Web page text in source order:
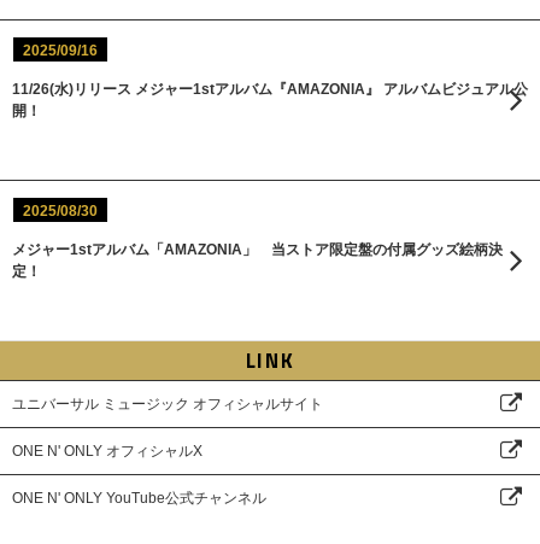
2025/09/16
11/26(水)リリース メジャー1stアルバム『AMAZONIA』 アルバムビジュアル公
開！
2025/08/30
メジャー1stアルバム「AMAZONIA」 当ストア限定盤の付属グッズ絵柄決
定！
LINK
ユニバーサル ミュージック オフィシャルサイト
ONE N' ONLY オフィシャルX
ONE N' ONLY YouTube公式チャンネル